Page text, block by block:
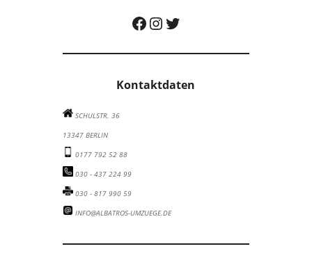
Albatros Umzugsunternehmen auf Facebook besuchen
Albatros Umzugsunternehmen auf Instagram besuchen
Albatros Umzugsunternehmen auf Twitter besuchen
Kontaktdaten
SCHULSTR. 36
13347 BERLIN
0177 792 52 88
030 - 437 224 99
030 - 817 990 59
INFO@ALBATROS-UMZUEGE.DE